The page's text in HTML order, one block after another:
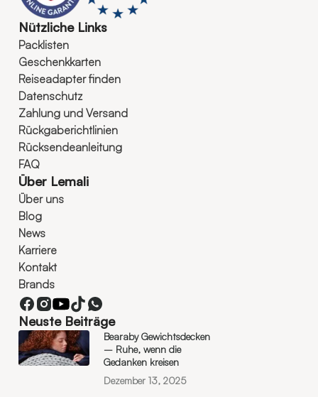
Nützliche Links
Packlisten
Geschenkkarten
Reiseadapter finden
Datenschutz
Zahlung und Versand
Rückgaberichtlinien
Rücksendeanleitung
FAQ
Über Lemali
Über uns
Blog
News
Karriere
Kontakt
Brands
Neuste Beiträge
Bearaby Gewichtsdecken
– Ruhe, wenn die
Gedanken kreisen
Dezember 13, 2025